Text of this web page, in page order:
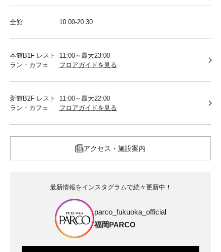
全館 10:00-20:30
本館B1F レスト
ラン・カフェ
11:00～最大23:00
フロアガイドを見る
新館B2F レスト
ラン・カフェ
11:00～最大22:00
フロアガイドを見る
アクセス・施設案内
最新情報をインスタグラムで続々更新中！
parco_fukuoka_official
福岡PARCO